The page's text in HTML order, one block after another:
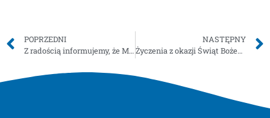
POPRZEDNI
Z radością informujemy, że Miejskie Przedszkole Światełko w Ełku otrzymało Certyfikat Szkoła Wierna Dziedzictwu na lata szkolne 2022/2023 – 2024/2025 przyznany przez Warmińsko – Mazurskiego Kuratora Oświaty. Jest to szczególne wyróżnienie nadawane placówkom promującym postawy patriotyczne.
NASTĘPNY
Życzenia z okazji Świąt Bożego Narodzenia oraz Nowego Roku